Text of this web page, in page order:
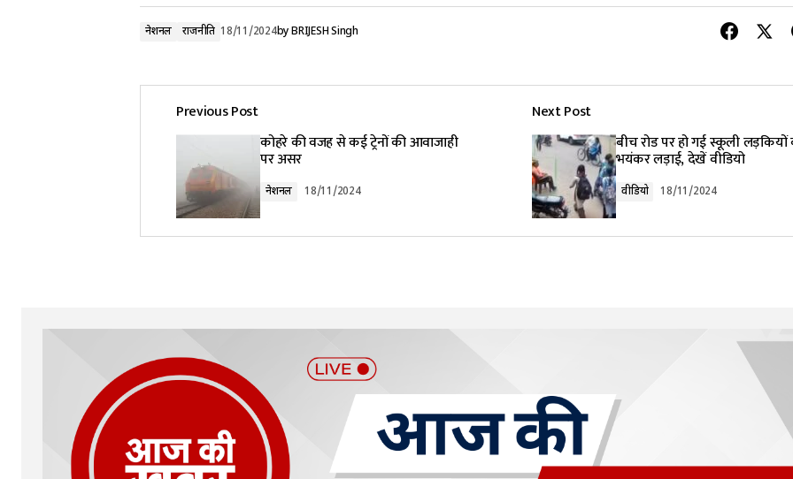
नेशनल राजनीति 18/11/2024byBRIJESH Singh
Previous Post
कोहरे की वजह से कई ट्रेनों की आवाजाही
पर असर
नेशनल 18/11/2024
Next Post
बीच रोड पर हो गई स्कूली लड़कियों
भयंकर लड़ाई, देखें वीडियो
वीडियो 18/11/2024